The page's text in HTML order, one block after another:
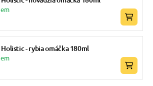
- rybia omáčka 180ml